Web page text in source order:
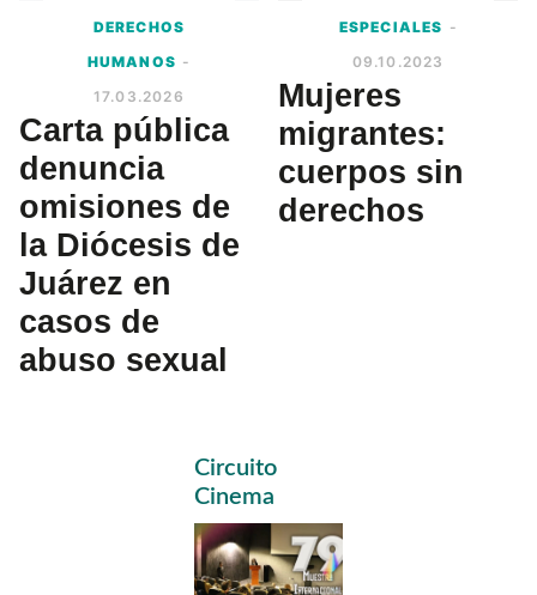
DERECHOS
HUMANOS -
17.03.2026
Carta pública
denuncia
omisiones de
la Diócesis de
Juárez en
casos de
abuso sexual
ESPECIALES -
09.10.2023
Mujeres
migrantes:
cuerpos sin
derechos
Primary
Sidebar
Circuito
Cinema